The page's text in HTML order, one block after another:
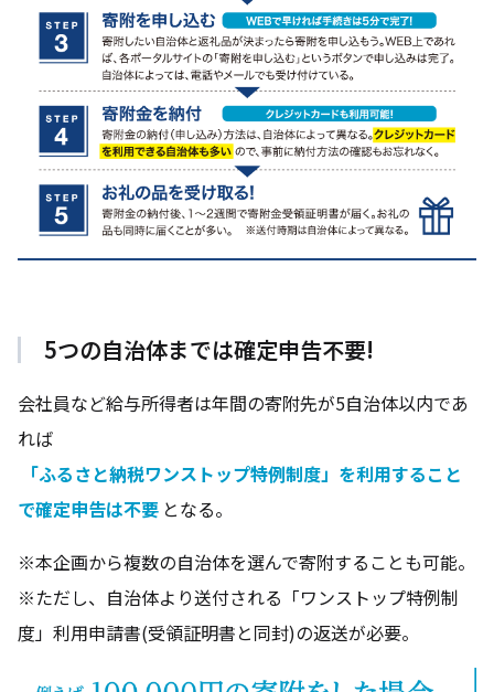
5つの自治体までは確定申告不要!
会社員など給与所得者は年間の寄附先が5自治体以内であ
れば
「ふるさと納税ワンストップ特例制度」を利用すること
で確定申告は不要 となる。
※本企画から複数の自治体を選んで寄附することも可能。
※ただし、自治体より送付される「ワンストップ特例制
度」利用申請書(受領証明書と同封)の返送が必要。